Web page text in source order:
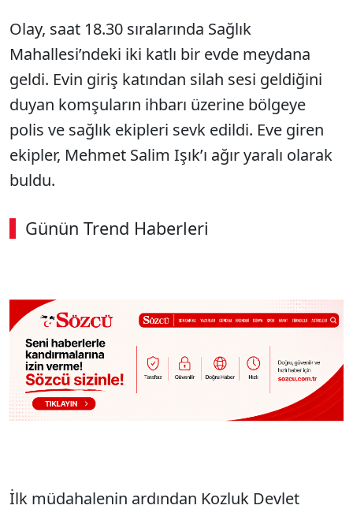
Olay, saat 18.30 sıralarında Sağlık
Mahallesi’ndeki iki katlı bir evde meydana
geldi. Evin giriş katından silah sesi geldiğini
duyan komşuların ihbarı üzerine bölgeye
polis ve sağlık ekipleri sevk edildi. Eve giren
ekipler, Mehmet Salim Işık’ı ağır yaralı olarak
buldu.
Günün Trend Haberleri
İlk müdahalenin ardından Kozluk Devlet